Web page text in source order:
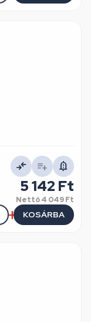
5 142 Ft
Nettó4 049 Ft
KOSÁRBA